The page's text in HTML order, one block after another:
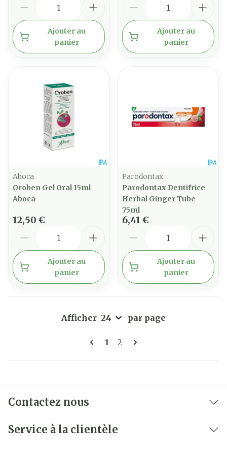
Ajouter au
panier
Ajouter au
panier
Aboca
Oroben Gel Oral 15ml
Aboca
12,50 €
Ajouter au
panier
Parodontax
Parodontax Dentifrice
Herbal Ginger Tube
75ml
6,41 €
Ajouter au
panier
Pages
Vous lisez actuellement la
1 Page
2
Afficher par page
Contactez nous
Service à la clientèle